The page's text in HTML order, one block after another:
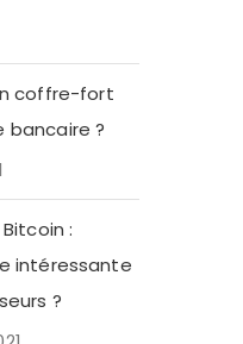
coffre-fort
bancaire ?
:
intéressante
?